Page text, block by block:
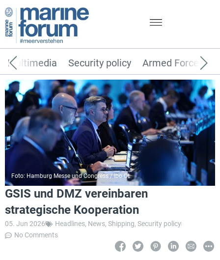
Security policy Armed Forces
Multimedia
Foto: Hamburg Messe und Congress / Ibo Ot
GSIS und DMZ vereinbaren
strategische Kooperation
05. Jun 2026 Headlines, News, Shipping, Security policy
No Comments